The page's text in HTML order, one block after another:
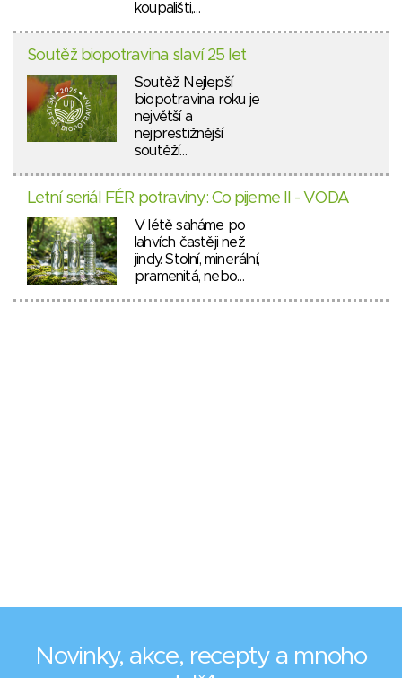
koupališti,…
Soutěž biopotravina slaví 25 let
Soutěž Nejlepší
biopotravina roku je
největší a
nejprestižnější
soutěží…
Letní seriál FÉR potraviny: Co pijeme II - VODA
V létě saháme po
lahvích častěji než
jindy. Stolní, minerální,
pramenitá, nebo…
Novinky, akce, recepty a mnoho